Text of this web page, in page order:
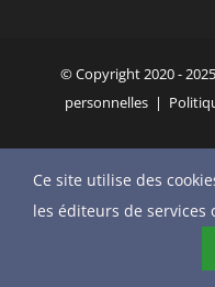
© Copyright 2020 -
personnelles|
YouTubeX
Ce site utilise des
les éditeurs de services